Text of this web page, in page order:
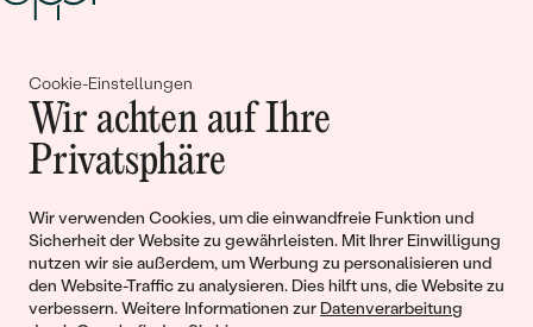
Cookie-Einstellungen
Wir achten auf Ihre
Privatsphäre
Wir verwenden Cookies, um die einwandfreie Funktion und
Sicherheit der Website zu gewährleisten. Mit Ihrer Einwilligung
nutzen wir sie außerdem, um Werbung zu personalisieren und
den Website-Traffic zu analysieren. Dies hilft uns, die Website zu
verbessern. Weitere Informationen zur Datenverarbeitung
Gemeinsam erschaffen wir
Geschichten von Schönheit und
Liebe
Begleiten Sie uns!